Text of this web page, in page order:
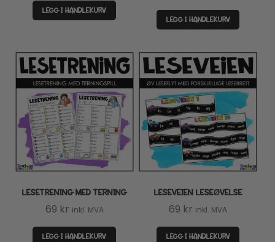
LEGG I HANDLEKURV
LEGG I HANDLEKURV
LESETRENING MED TERNING
69 kr inkl. MVA
LEGG I HANDLEKURV
LESEVEIEN LESEØVELSE
69 kr inkl. MVA
LEGG I HANDLEKURV